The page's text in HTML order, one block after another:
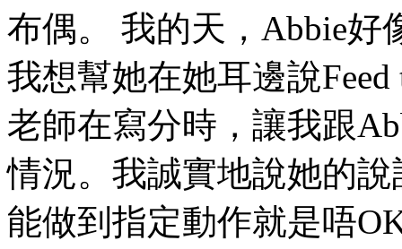
布偶。 我的天，Abbie好
我想幫她在她耳邊說
老師在寫分時，讓我跟
情況。我誠實地說她的
能做到指定動作就是唔